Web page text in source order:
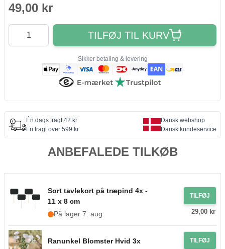
49,00 kr
Antal
TILFØJ TIL KURV
Sikker betaling & levering
Én dags fragt 42 kr
Fri fragt over 599 kr
Dansk webshop
Dansk kundeservice
ANBEFALEDE TILKØB
Sort tavlekort på træpind 4x -
11 x 8 cm
På lager 7. aug.
TILFØJ
29,00 kr
Ranunkel Blomster Hvid 3x
TILFØJ